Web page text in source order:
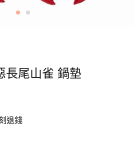
長尾山雀 鍋墊
退錢